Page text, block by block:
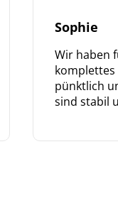
Sophie
Wir haben
komplettes
pünktlich
sind stabil